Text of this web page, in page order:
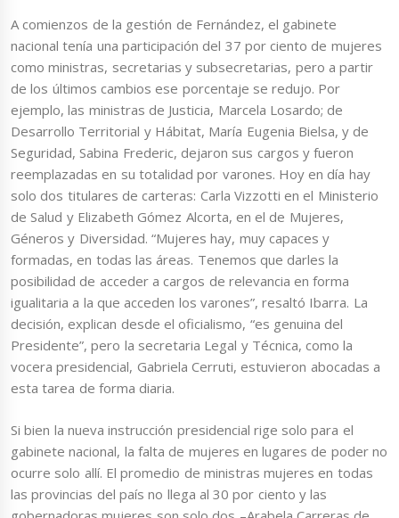
A comienzos de la gestión de Fernández, el gabinete
nacional tenía una participación del 37 por ciento de mujeres
como ministras, secretarias y subsecretarias, pero a partir
de los últimos cambios ese porcentaje se redujo. Por
ejemplo, las ministras de Justicia, Marcela Losardo; de
Desarrollo Territorial y Hábitat, María Eugenia Bielsa, y de
Seguridad, Sabina Frederic, dejaron sus cargos y fueron
reemplazadas en su totalidad por varones. Hoy en día hay
solo dos titulares de carteras: Carla Vizzotti en el Ministerio
de Salud y Elizabeth Gómez Alcorta, en el de Mujeres,
Géneros y Diversidad. “Mujeres hay, muy capaces y
formadas, en todas las áreas. Tenemos que darles la
posibilidad de acceder a cargos de relevancia en forma
igualitaria a la que acceden los varones”, resaltó Ibarra. La
decisión, explican desde el oficialismo, “es genuina del
Presidente”, pero la secretaria Legal y Técnica, como la
vocera presidencial, Gabriela Cerruti, estuvieron abocadas a
esta tarea de forma diaria.
Si bien la nueva instrucción presidencial rige solo para el
gabinete nacional, la falta de mujeres en lugares de poder no
ocurre solo allí. El promedio de ministras mujeres en todas
las provincias del país no llega al 30 por ciento y las